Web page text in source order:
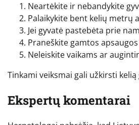
Neartėkite ir nebandykite
Palaikykite bent kelių metrų
Jei gyvatė pastebėta prie
Praneškite gamtos
Neleiskite vaikams ar
Tinkami veiksmai gali užkirsti
Ekspertų komentarai